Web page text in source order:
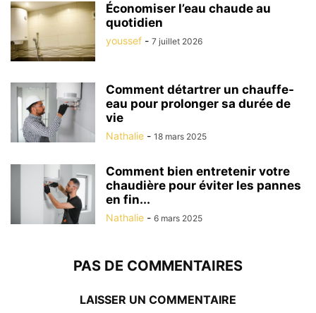
Économiser l’eau chaude au
quotidien
youssef - 7 juillet 2026
Comment détartrer un chauffe-
eau pour prolonger sa durée de
vie
Nathalie - 18 mars 2025
Comment bien entretenir votre
chaudière pour éviter les pannes
en fin...
Nathalie - 6 mars 2025
PAS DE COMMENTAIRES
LAISSER UN COMMENTAIRE